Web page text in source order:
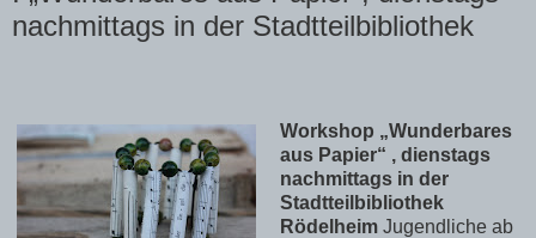
nachmittags in der Stadtteilbibliothek
Workshop „Wunderbares
aus Papier“ , dienstags
nachmittags in der
Stadtteilbibliothek
RödelheimJugendliche ab